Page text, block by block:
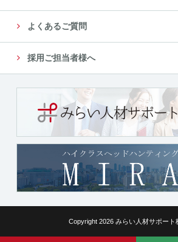
よくあるご質問
採用ご担当者様へ
Copyright 2026 みらい人材サポート